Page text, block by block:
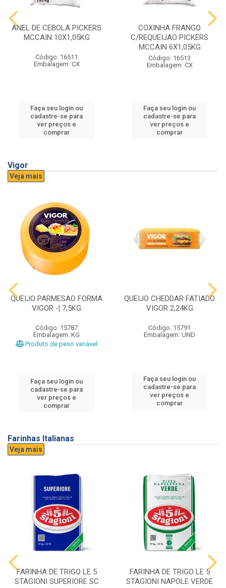
ANEL DE CEBOLA PICKERS
MCCAIN 10X1,05KG
Código: 16511
Embalagem: CX
Faça seu login ou
cadastre-se para
ver preços e
comprar
COXINHA FRANGO
C/REQUEIJAO PICKERS
MCCAIN 6X1,05KG
Código: 16513
Embalagem: CX
Faça seu login ou
cadastre-se para
ver preços e
comprar
Vigor
Veja mais
QUEIJO PARMESAO FORMA
VIGOR -¦ 7,5KG
Código: 15787
Embalagem: KG
Produto de peso variável
Faça seu login ou
cadastre-se para
ver preços e
comprar
QUEIJO CHEDDAR FATIADO
VIGOR 2,24KG
Código: 15791
Embalagem: UND
Faça seu login ou
cadastre-se para
ver preços e
comprar
Farinhas Italianas
Veja mais
FARINHA DE TRIGO LE 5
STAGIONI SUPERIORE SC
FARINHA DE TRIGO LE 5
STAGIONI NAPOLE VERDE